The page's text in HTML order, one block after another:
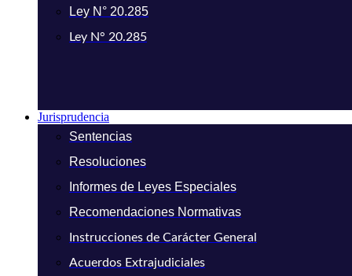
Ley N° 20.285
Ley N° 20.285
Jurisprudencia
Sentencias
Resoluciones
Informes de Leyes Especiales
Recomendaciones Normativas
Instrucciones de Carácter General
Acuerdos Extrajudiciales